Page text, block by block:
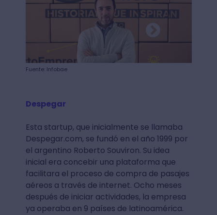
Fuente: Infobae
Despegar
Esta startup, que inicialmente se llamaba
Despegar.com, se fundó en el año 1999 por
el argentino Roberto Souviron. Su idea
inicial era concebir una plataforma que
facilitara el proceso de compra de pasajes
aéreos a través de internet. Ocho meses
después de iniciar actividades, la empresa
ya operaba en 9 países de latinoamérica.